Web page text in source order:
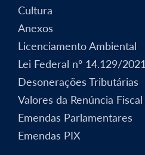
Cultura
Anexos
Licenciamento Ambiental
Lei Federal nº 14.129/2021
Desonerações Tributárias
Valores da Renúncia Fiscal
Emendas Parlamentares
Emendas PIX